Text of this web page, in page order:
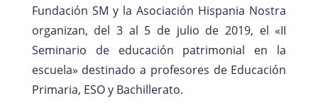
Fundación SM y la Asociación Hispania Nostra
organizan, del 3 al 5 de julio de 2019, el «II
Seminario de educación patrimonial en la
escuela» destinado a profesores de Educación
Primaria, ESO y Bachillerato.